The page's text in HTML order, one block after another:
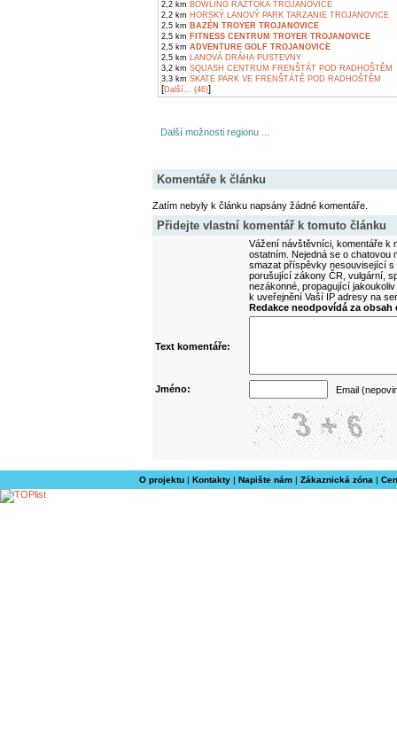
2,2 km BOWLING RÁZTOKA TROJANOVICE
2,2 km HORSKÝ LANOVÝ PARK TARZANIE TROJANOVICE
2,5 km BAZÉN TROYER TROJANOVICE
2,5 km FITNESS CENTRUM TROYER TROJANOVICE
2,5 km ADVENTURE GOLF TROJANOVICE
2,5 km LANOVÁ DRÁHA PUSTEVNY
3,2 km SQUASH CENTRUM FRENŠTÁT POD RADHOŠTĚM
3,3 km SKATE PARK VE FRENŠTÁTĚ POD RADHOŠTĚM
[Další... (46)]
Další možnosti regionu ...
Komentáře k článku
Zatím nebyly k článku napsány žádné komentáře.
Přidejte vlastní komentář k tomuto článku
Vážení návštěvníci, komentáře k
ostatním. Nejedná se o
smazat příspěvky nesouvisející
porušující zákony ČR, vulgární,
nezákonné, propagující
k uveřejnění Vaší IP adresy na
Redakce neodpovídá za
Text komentáře:
Jméno: Email
O projektu| Kontakty| Napište nám| Zákaznická zóna |